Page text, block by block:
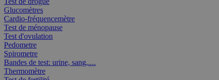
Glucomètres
Cardio-fréquencemètre
Test de ménopause
Test d'ovulation
Pedometre
Spirometre
Bandes de test: urine, sang,....
Thermomètre